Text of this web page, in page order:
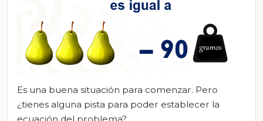
Es una buena situación para comenzar. Pero
¿tienes alguna pista para poder establecer la
ecuación del problema?